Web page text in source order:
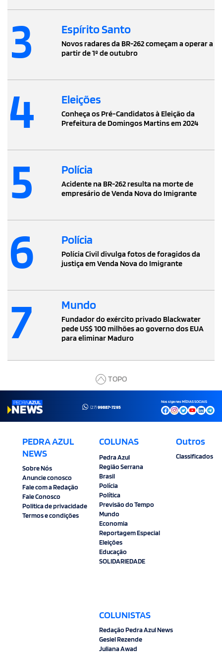
3 Espírito Santo
Novos radares da BR-262 começam a operar a
partir de 1º de outubro
4 Eleições
Conheça os Pré-Candidatos à Eleição da
Prefeitura de Domingos Martins em 2024
5 Polícia
Acidente na BR-262 resulta na morte de
empresário de Venda Nova do Imigrante
6 Polícia
Polícia Civil divulga fotos de foragidos da
justiça em Venda Nova do Imigrante
7 Mundo
Fundador do exército privado Blackwater
pede US$ 100 milhões ao governo dos EUA
para eliminar Maduro
TOPO
(27)99887-7295
Nos siga nas MÍDIAS SOCIAIS
PEDRA AZUL
NEWS
Sobre Nós
Anuncie conosco
Fale com a Redação
Fale Conosco
Politica de privacidade
Termos e condições
COLUNAS
Pedra Azul
Região Serrana
Brasil
Polícia
Política
Previsão do Tempo
Mundo
Economia
Reportagem Especial
Eleições
Educação
SOLIDARIEDADE
COLUNISTAS
Redação Pedra Azul News
Gesiel Rezende
Juliana Awad
Outros
Classificados